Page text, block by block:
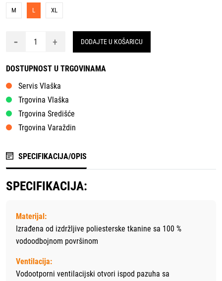
M L XL
- + DODAJTE U KOŠARICU
DOSTUPNOST U TRGOVINAMA
Servis Vlaška
Trgovina Vlaška
Trgovina Središće
Trgovina Varaždin
SPECIFIKACIJA/OPIS
SPECIFIKACIJA:
Materijal:
Izrađena od izdržljive poliesterske tkanine sa 100 %
vodoodbojnom površinom
Ventilacija:
Vodootporni ventilacijski otvori ispod pazuha sa